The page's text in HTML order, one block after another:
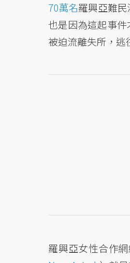
70萬名羅興亞難
也是因為這起事
被迫流離失所，逃
羅興亞女性合作